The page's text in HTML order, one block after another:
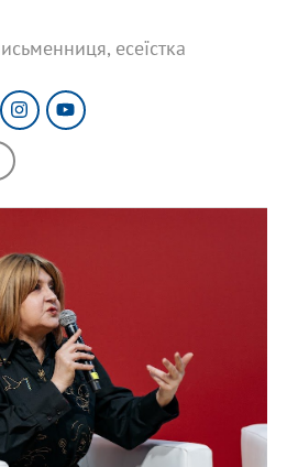
есеїстка